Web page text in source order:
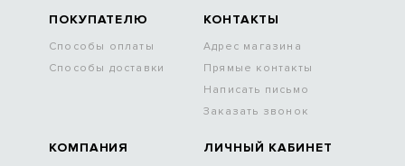
ПОКУПАТЕЛЮ
Способы оплаты
Способы доставки
КОНТАКТЫ
Адрес магазина
Прямые контакты
Написать письмо
Заказать звонок
КОМПАНИЯ ЛИЧНЫЙ КАБИНЕТ